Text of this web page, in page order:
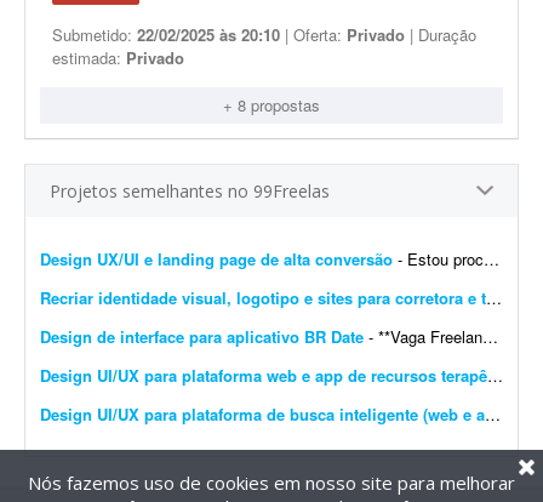
Submetido: 22/02/2025 às 20:10 | Oferta: Privado | Duração
estimada: Privado
+ 8 propostas
Projetos semelhantes no 99Freelas
Design UX/UI e landing page de alta conversão - Estou procurando um profissional freelancer especializado em UX/UI e landing pages para desenvolver a experiência e a interface completas do meu site. O objetivo é criar uma presen&cc...
Recriar identidade visual, logotipo e sites para corretora e transportadora
Design de interface para aplicativo BR Date - **Vaga Freelancer - Web Designer** Estamos em busca de um(a) **Web Designer Freelancer** criativo(a) e comprometido(a) para desenvolver layouts modernos e funcionais para projetos web. Projeto pa...
Design UI/UX para plataforma web e app de recursos terapêuticos infantis
Design UI/UX para plataforma de busca inteligente (web e app)
Nós fazemos uso de cookies em nosso site para melhorar